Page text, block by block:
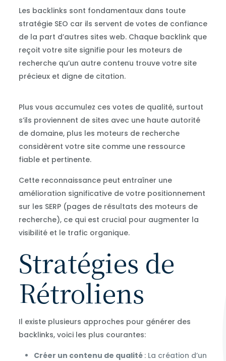
Les backlinks sont fondamentaux dans toute
stratégie SEO car ils servent de votes de confiance
de la part d’autres sites web. Chaque backlink que
reçoit votre site signifie pour les moteurs de
recherche qu’un autre contenu trouve votre site
précieux et digne de citation.
Plus vous accumulez ces votes de qualité, surtout
s’ils proviennent de sites avec une haute autorité
de domaine, plus les moteurs de recherche
considèrent votre site comme une ressource
fiable et pertinente.
Cette reconnaissance peut entraîner une
amélioration significative de votre positionnement
sur les SERP (pages de résultats des moteurs de
recherche), ce qui est crucial pour augmenter la
visibilité et le trafic organique.
Stratégies de
Rétroliens
Il existe plusieurs approches pour générer des
backlinks, voici les plus courantes:
Créer un contenu de qualité : La création d’un